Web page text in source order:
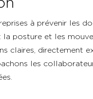
à prévenir les
la posture et les
claires, directement
les